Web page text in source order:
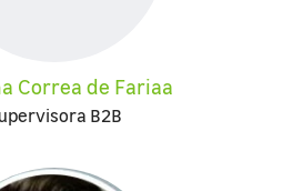
Correa de Fariaa
B2B